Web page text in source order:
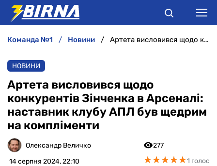
АНАЛІТИКА
ІНТЕРВ'Ю
РІЗНЕ
БУКМЕКЕРИ
команда №1 новини Артета висловився щодо конкурентів Зінченка в Арсеналі: наставник клубу АПЛ був щедрим на компліменти
НОВИНИ
Артета висловився щодо
конкурентів Зінченка в Арсеналі:
наставник клубу АПЛ був щедрим
на компліменти
Олександр Величко
14 серпня 2024, 22:10
277
★★★★★
★★★★★1 голос